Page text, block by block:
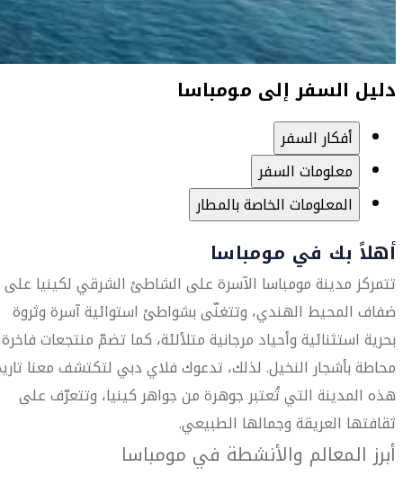
دليل السفر إلى مومباسا
أفكار السفر
معلومات السفر
المعلومات الخاصة بالمطار
أهلاً بك في مومباسا
تتمركز مدينة مومباسا الآسرة على الشاطئ الشرقي لكينيا على
ضفاف المحيط الهندي، وتتغنّى بشواطئ استوائية آسرة وثروة
بحرية استثنائية وأحياد مرجانية متلألئة، كما تضمّ منتجعات فاخرة
محاطة بأشجار النخيل. لذلك، تدعوك فلاي دبي لتكتشف معنا
هذه المدينة التي تُعتبر جوهرة من جواهر كينيا، وتتعرّف على
ثقافتها العريقة وجمالها الطبيعي.
أبرز المعالم والأنشطة في مومباسا